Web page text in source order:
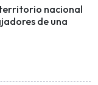
nacional
de una